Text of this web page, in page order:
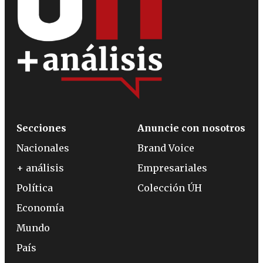
Secciones
Nacionales
+ análisis
Política
Economía
Mundo
País
Anuncie con nosotros
Brand Voice
Empresariales
Colección ÚH